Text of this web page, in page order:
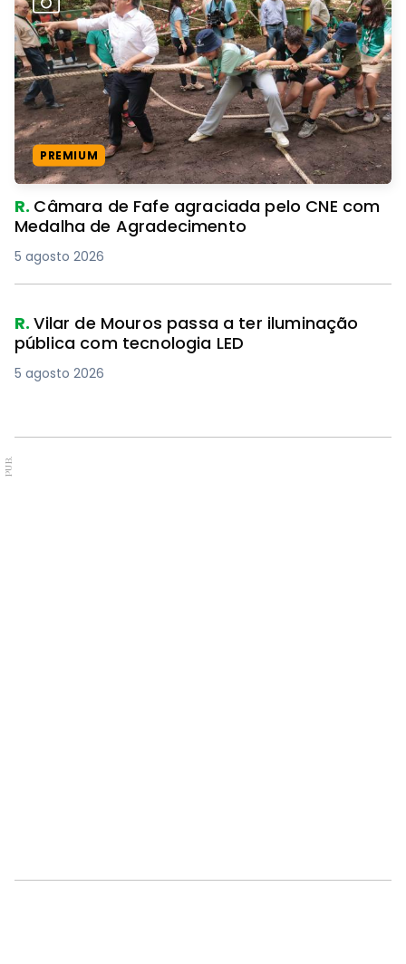
PREMIUM
R. Câmara de Fafe agraciada pelo CNE com
Medalha de Agradecimento
5 agosto 2026
R.Vilar de Mouros passa a ter iluminação
pública com tecnologia LED
5 agosto 2026
PUB.